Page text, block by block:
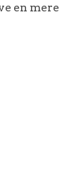
en mere